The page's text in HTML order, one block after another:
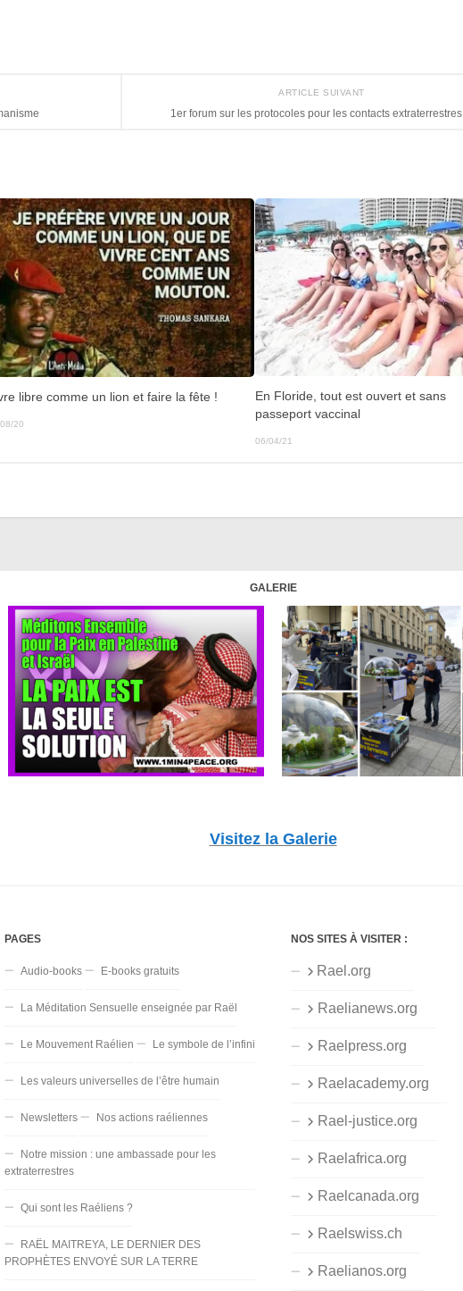
ARTICLE SUIVANT
1er forum sur les protocoles pour les contacts extraterrestres
libre comme un lion et faire la fête !
20
En Floride, tout est ouvert et sans
passeport vaccinal
06/04/21
GALERIE
Visitez la Galerie
PAGES
Audio-books E-books gratuits
La Méditation Sensuelle enseignée par Raël
Le Mouvement Raélien Le symbole de l’infini
Les valeurs universelles de l’être humain
Newsletters Nos actions raéliennes
Notre mission : une ambassade pour les
extraterrestres
Qui sont les Raéliens ?
RAËL MAITREYA, LE DERNIER DES
PROPHÈTES ENVOYÉ SUR LA TERRE
NOS SITES À VISITER :
Rael.org
Raelianews.org
Raelpress.org
Raelacademy.org
Rael-justice.org
Raelafrica.org
Raelcanada.org
Raelswiss.ch
Raelianos.org